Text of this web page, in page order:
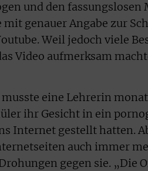
und den
mit genauer Angabe zur
Weil jedoch viele
Video aufmerksam
eine Lehrerin
ihr Gesicht in ein
Internet gestellt hatten.
auch immer
gegen sie. „Die